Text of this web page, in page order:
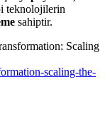
teknolojilerin
sahiptir.
Scaling
scaling-the-